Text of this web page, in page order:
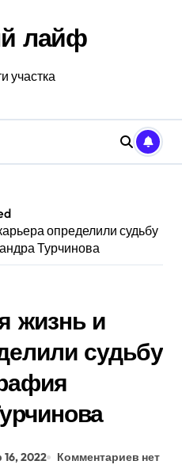
лайф
участка
определили судьбу
Турчинова
жизнь и
судьбу
2022 Комментариев нет